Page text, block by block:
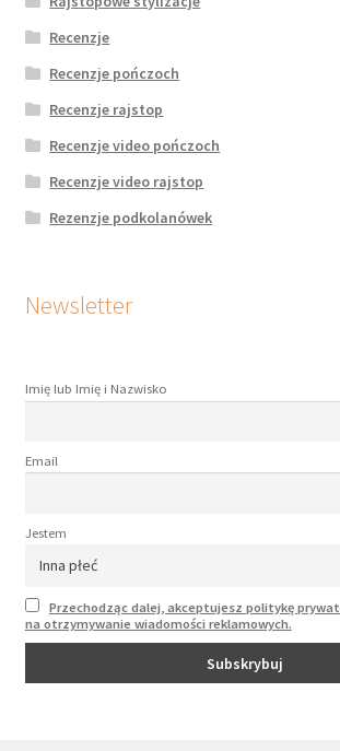
Recenzje
Recenzje pończoch
Recenzje rajstop
Recenzje video pończoch
Recenzje video rajstop
Rezenzje podkolanówek
Newsletter
Imię lub Imię i Nazwisko
Email
Jestem
Przechodząc dalej, akceptujesz politykę
na otrzymywanie wiadomości reklamowych.